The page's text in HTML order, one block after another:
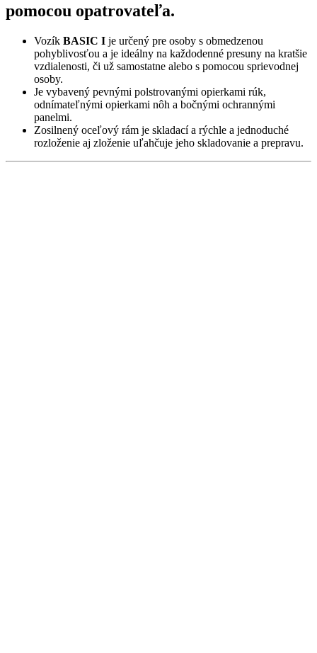
pomocou opatrovateľa.
Vozík BASIC I je určený pre osoby s obmedzenou
pohyblivosťou a je ideálny na každodenné presuny na kratšie
vzdialenosti, či už samostatne alebo s pomocou sprievodnej
osoby.
Je vybavený pevnými polstrovanými opierkami rúk,
odnímateľnými opierkami nôh a bočnými ochrannými
panelmi.
Zosilnený oceľový rám je skladací a rýchle a jednoduché
rozloženie aj zloženie uľahčuje jeho skladovanie a prepravu.